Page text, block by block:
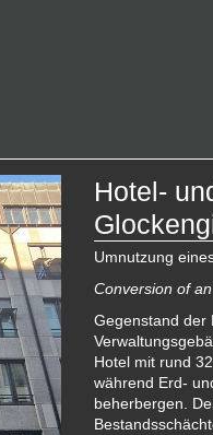
Hotel-
Umnutzung
Conversion of
Gegenstand der
Hotel mit rund
während Erd-
beherbergen.